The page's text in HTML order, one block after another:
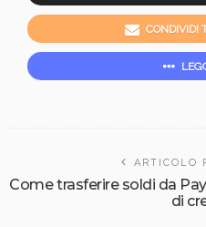
CONDIVIDI
ARTICOLO
Come trasferire soldi da
di